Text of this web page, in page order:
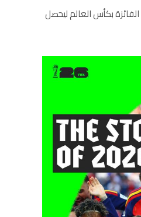
الفائزة بكأس العالم ليحصل